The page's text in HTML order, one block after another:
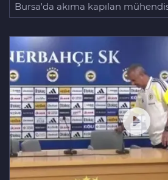
Bursa'da akıma kapılan